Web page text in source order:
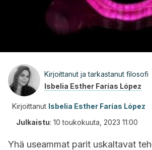
Kirjoittanut ja tarkastanut filosofi
Isbelia Esther Farías López
Kirjoittanut Isbelia Esther Farías López
Julkaistu: 10 toukokuuta, 2023 11:00
Yhä useammat parit uskaltavat